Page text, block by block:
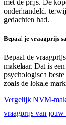
met de prijs. De
onderhandeld,
gedachten had.
Bepaal je vraagprijs
Bepaal de
makelaar. Dat is
psychologisch
zoals de lokale
Vergelijk NVM-
vraagprijs van jouw